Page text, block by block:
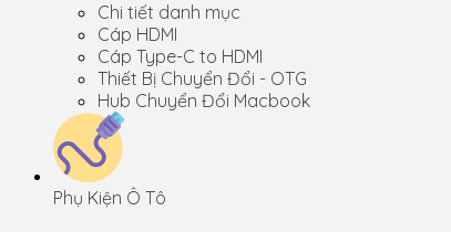
Chi tiết danh mục
Cáp HDMI
Cáp Type-C to HDMI
Thiết Bị Chuyển Đổi - OTG
Hub Chuyển Đổi Macbook
Phụ Kiện Ô Tô